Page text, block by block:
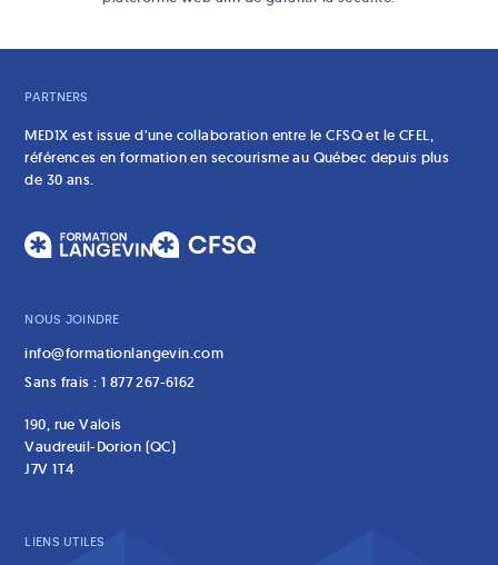
PARTNERS
MED1X est issue d’une collaboration entre le CFSQ et le CFEL,
références en formation en secourisme au Québec depuis plus
de 30 ans.
NOUS JOINDRE
info@formationlangevin.com
Sans frais : 1 877 267-6162
190, rue Valois
Vaudreuil-Dorion (QC)
J7V 1T4
LIENS UTILES